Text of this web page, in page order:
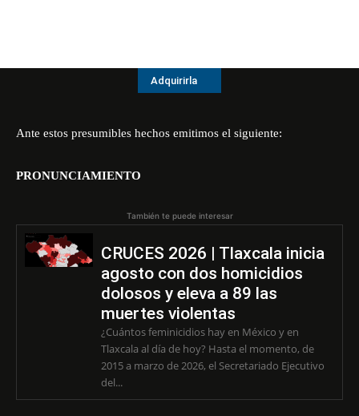
Adquirirla
Ante estos presumibles hechos emitimos el siguiente:
PRONUNCIAMIENTO
También te puede interesar
CRUCES 2026 | Tlaxcala inicia
agosto con dos homicidios
dolosos y eleva a 89 las
muertes violentas
¿Cuántos feminicidios hay en México y en
Tlaxcala al día de hoy? Hasta el momento, de
2015 a marzo de 2026, el Secretariado Ejecutivo
del...